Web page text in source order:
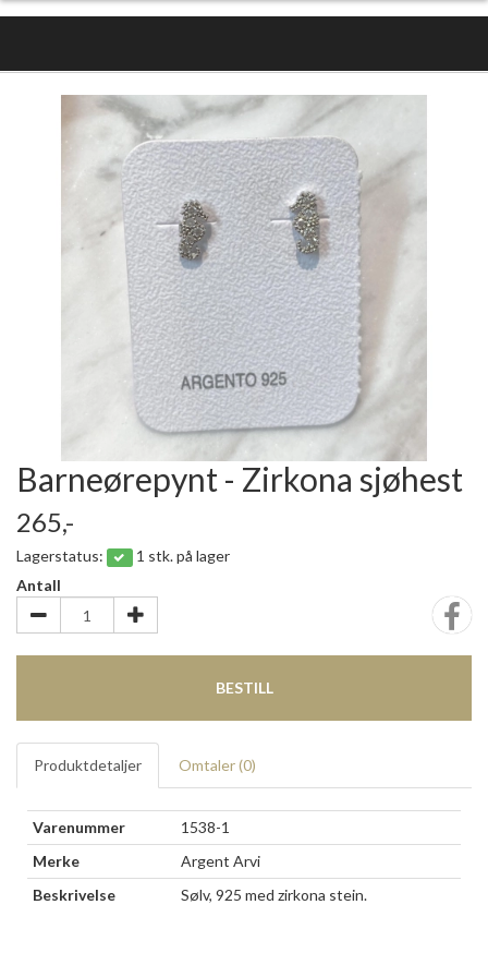
Barneørepynt - Zirkona sjøhest
265,-
Lagerstatus:
1 stk. på lager
Antall
BESTILL
Produktdetaljer Omtaler (0)
Varenummer
1538-1
Merke
Argent Arvi
Beskrivelse
Sølv, 925 med zirkona stein.